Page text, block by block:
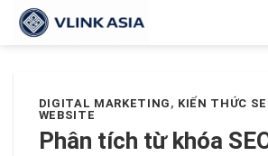
Bỏ
qua
DIGITAL MARKETING , KIẾN THỨC
WEBSITE
Phân tích từ khóa